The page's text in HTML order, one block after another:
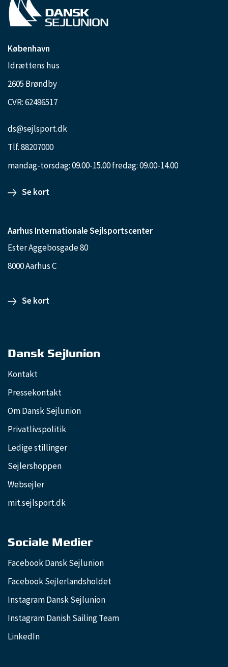
København
Idrættens hus
2605 Brøndby
CVR: 62496517
ds@sejlsport.dk
Tlf. 88207000
mandag-torsdag: 09.00-15.00 fredag: 09.00-14.00
Se kort
Aarhus Internationale Sejlsportscenter
Ester Aggebosgade 80
8000 Aarhus C
Se kort
Dansk Sejlunion
Kontakt
Pressekontakt
Om Dansk Sejlunion
Privatlivspolitik
Ledige stillinger
Sejlershoppen
Websejler
mit.sejlsport.dk
Sociale Medier
Facebook Dansk Sejlunion
Facebook Sejlerlandsholdet
Instagram Dansk Sejlunion
Instagram Danish Sailing Team
LinkedIn